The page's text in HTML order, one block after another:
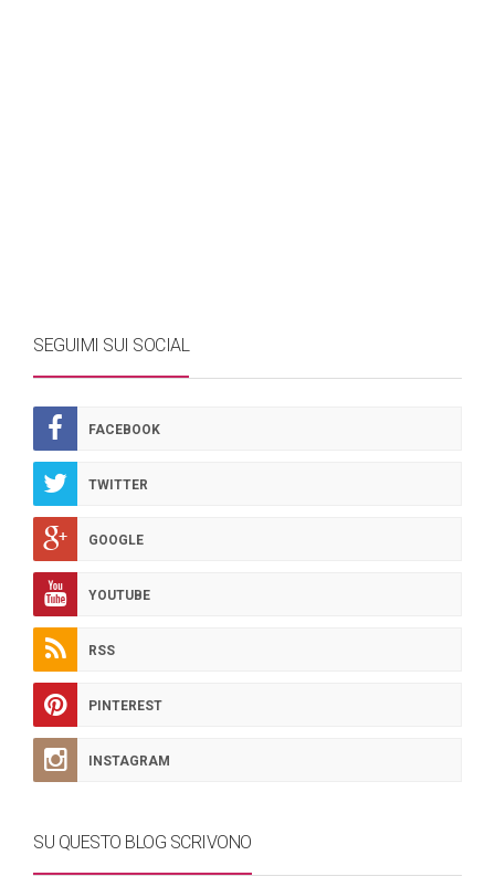
SEGUIMI SUI SOCIAL
FACEBOOK
TWITTER
GOOGLE
YOUTUBE
RSS
PINTEREST
INSTAGRAM
SU QUESTO BLOG SCRIVONO